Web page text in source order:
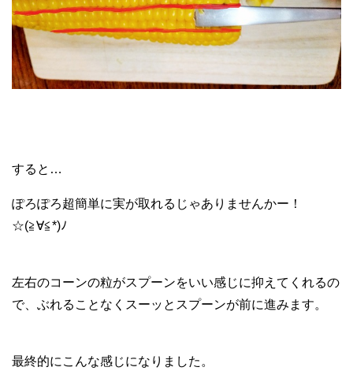
すると…
ぽろぽろ超簡単に実が取れるじゃありませんかー！
☆(≧∀≦*)ﾉ
左右のコーンの粒がスプーンをいい感じに抑えてくれるの
で、ぶれることなくスーッとスプーンが前に進みます。
最終的にこんな感じになりました。